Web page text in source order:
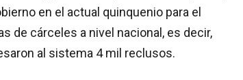
en el actual quinquenio para el
de cárceles a nivel nacional, es decir,
al sistema 4 mil reclusos.